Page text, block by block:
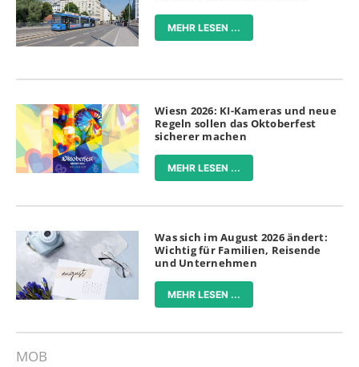
MEHR LESEN ...
Wiesn 2026: KI-Kameras und neue
Regeln sollen das Oktoberfest
sicherer machen
MEHR LESEN ...
Was sich im August 2026 ändert:
Wichtig für Familien, Reisende
und Unternehmen
MEHR LESEN ...
MOB